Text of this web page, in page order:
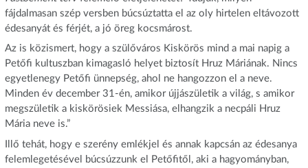
fájdalmasan szép versben búcsúztatta el az oly hirtelen eltávozott
édesanyát és férjét, a jó öreg kocsmárost.
Az is közismert, hogy a szülőváros Kiskörös mind a mai napig a
Petőfi kultuszban kimagasló helyet biztosít Hruz Máriának. Nincs
egyetlenegy Petőfi ünnepség, ahol ne hangozzon el a neve.
Minden év december 31-én, amikor újjászületik a világ, s amikor
megszületik a kiskörösiek Messiása, elhangzik a necpáli Hruz
Mária neve is.”
Illő tehát, hogy e szerény emlékjel és annak kapcsán az édesanya
felemlegetésével búcsúzzunk el Petőfitől, aki a hagyományban,